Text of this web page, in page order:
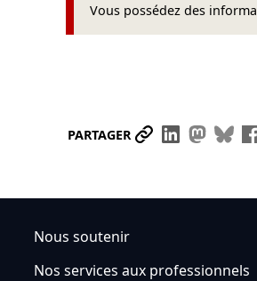
Vous possédez des
PARTAGER Partager le lien
Partager
Nous soutenir
Nos services aux professionnels